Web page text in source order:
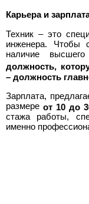
Карьера и
Техник – это
инженера. Чтобы
наличие высшего
должность,
– должность
Зарплата,
размереот 10 до
стажа работы,
именно